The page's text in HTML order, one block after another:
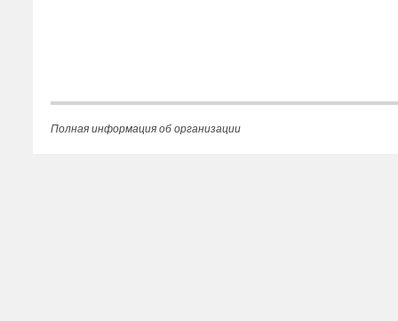
Полная информация об организации